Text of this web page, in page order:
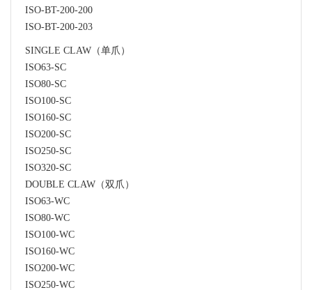
ISO-BT-200-200
ISO-BT-200-203
SINGLE CLAW（单爪）
ISO63-SC
ISO80-SC
ISO100-SC
ISO160-SC
ISO200-SC
ISO250-SC
ISO320-SC
DOUBLE CLAW（双爪）
ISO63-WC
ISO80-WC
ISO100-WC
ISO160-WC
ISO200-WC
ISO250-WC